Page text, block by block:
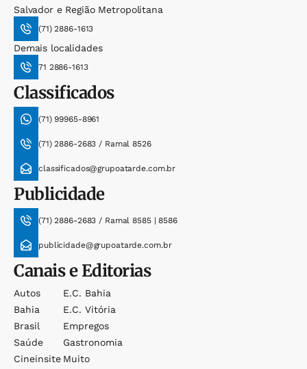
Salvador e Região Metropolitana
(71) 2886-1613
Demais localidades
71 2886-1613
Classificados
(71) 99965-8961
(71) 2886-2683 / Ramal 8526
classificados@grupoatarde.com.br
Publicidade
(71) 2886-2683 / Ramal 8585 | 8586
publicidade@grupoatarde.com.br
Canais e Editorias
Autos
Bahia
Brasil
Saúde
Cineinsite
E.c. Bahia
E.c. Vitória
Empregos
Gastronomia
Muito